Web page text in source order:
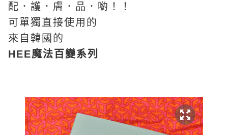
配．護．膚．品．喲！！
可單獨直接使用的
來自韓國的
HEE魔法百變系列